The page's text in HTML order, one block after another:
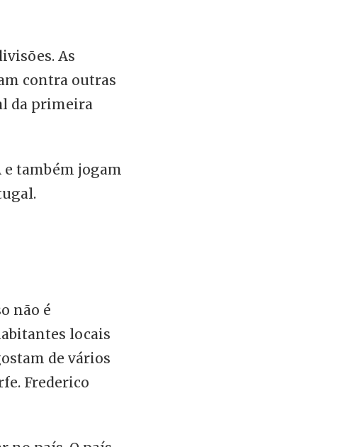
As
contra outras
da primeira
e também jogam
não é
locais
de vários
Frederico